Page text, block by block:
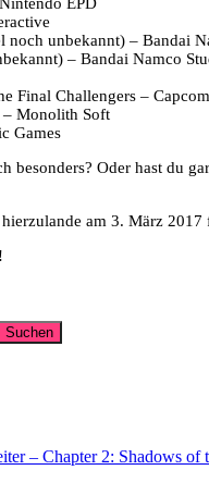
noch unbekannt) – Bandai
– Bandai Namco
Final Challengers – Capcom
– Monolith Soft
Games
besonders? Oder hast du
am 3. März
– Chapter 2: Shadows of